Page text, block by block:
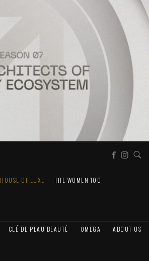
HOUSE OF LUXE THE WOMEN 100
CLÉ DE PEAU BEAUTÉ OMEGA ABOUT US